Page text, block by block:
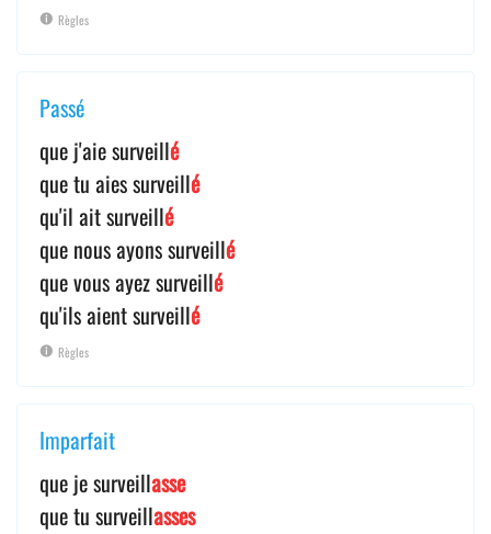
Règles
Passé
que j'aie surveillé
que tu aies surveillé
qu'il ait surveillé
que nous ayons surveillé
que vous ayez surveillé
qu'ils aient surveillé
Règles
Imparfait
que je surveillasse
que tu surveillasses